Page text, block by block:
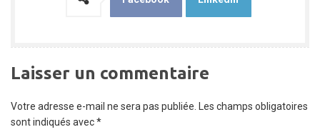
Laisser un commentaire
Votre adresse e-mail ne sera pas publiée.
Les champs obligatoires
sont indiqués avec*